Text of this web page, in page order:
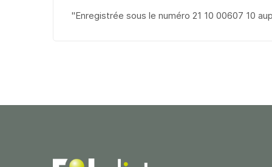
"Enregistrée sous le numéro 21 10 00607 10